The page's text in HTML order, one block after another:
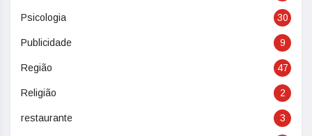
Psicologia 30
Publicidade 9
Região 47
Religião 2
restaurante 3